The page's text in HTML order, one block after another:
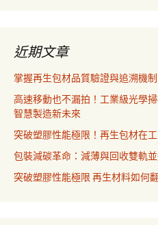
近期文章
掌握再生包材品質驗證與追溯機
高速移動也不漏拍！工業級光學
智慧製造新未來
突破塑膠性能極限！再生包材在
包裝減碳革命：減薄與回收雙軌
突破塑膠性能極限 再生材料如何